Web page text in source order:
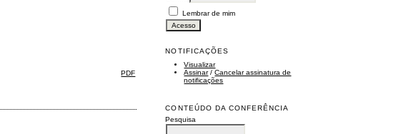
Lembrar de mim
NOTIFICAÇÕES
Visualizar
Assinar/Cancelar assinatura de
notificações
CONTEÚDO DA CONFERÊNCIA
Pesquisa
PDF